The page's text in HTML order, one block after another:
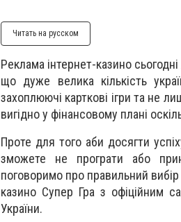
Читать на русском
Реклама інтернет-казино
що дуже велика кількість
захоплюючі карткові ігри та не
вигідно у фінансовому плані
Проте для того аби досягти
зможете не програти або
поговоримо про правильний вибір
казино Супер Гра з офіційним
України.